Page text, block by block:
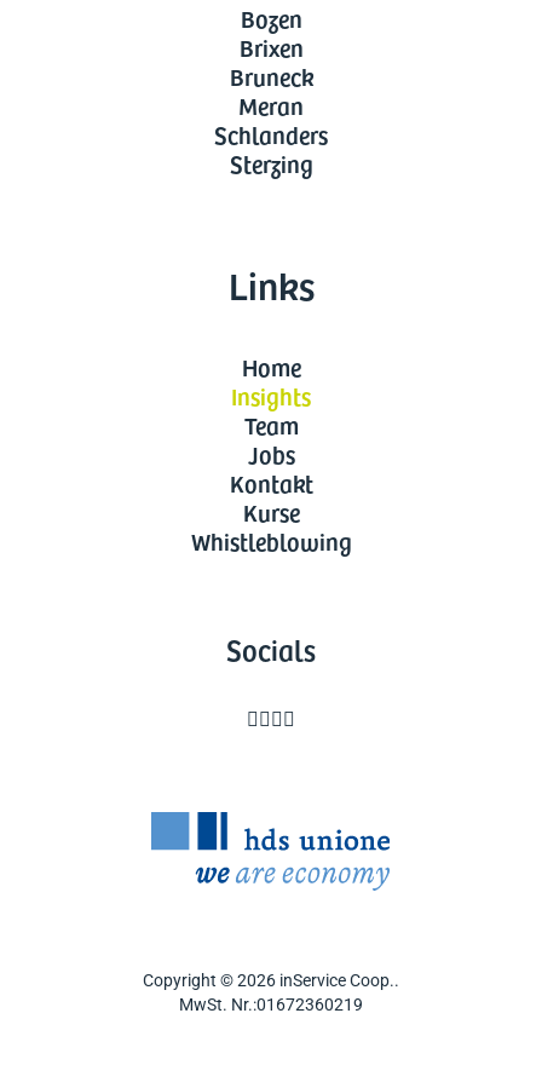
Bozen
Brixen
Bruneck
Meran
Schlanders
Sterzing
Links
Home
Insights
Team
Jobs
Kontakt
Kurse
Whistleblowing
Socials
   
Copyright © 2026 inService Coop..
MwSt. Nr.:01672360219